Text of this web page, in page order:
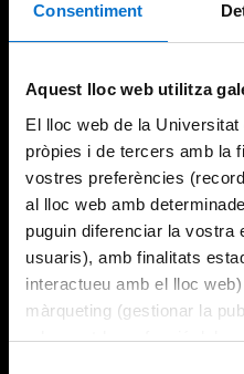
Consentiment
Aquest lloc web utilitza
El lloc web de la
pròpies i de tercers amb la
vostres preferències
al lloc web amb
puguin diferenciar la vostra
usuaris), amb finalitats
interactueu amb el lloc
màrqueting (gestionar la
adequant-la en funció dels